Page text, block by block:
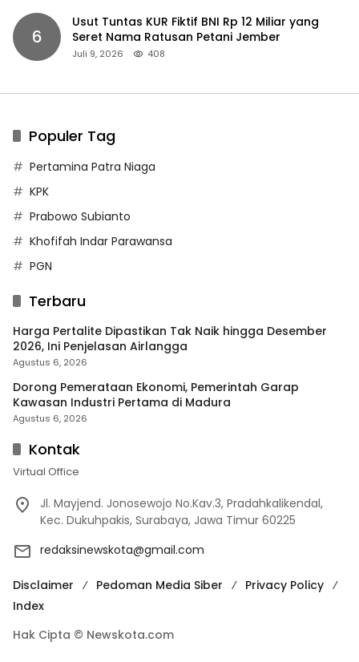
6
Usut Tuntas KUR Fiktif BNI Rp 12 Miliar yang
Seret Nama Ratusan Petani Jember
Juli 9, 2026 408
Populer Tag
Pertamina Patra Niaga
KPK
Prabowo Subianto
Khofifah Indar Parawansa
PGN
Terbaru
Harga Pertalite Dipastikan Tak Naik hingga Desember
2026, Ini Penjelasan Airlangga
Agustus 6, 2026
Dorong Pemerataan Ekonomi, Pemerintah Garap
Kawasan Industri Pertama di Madura
Agustus 6, 2026
Kontak
Virtual Office
Jl. Mayjend. Jonosewojo No.Kav.3, Pradahkalikendal,
Kec. Dukuhpakis, Surabaya, Jawa Timur 60225
redaksinewskota@gmail.com
Disclaimer Pedoman Media Siber
Privacy Policy
Index
Hak Cipta © Newskota.com